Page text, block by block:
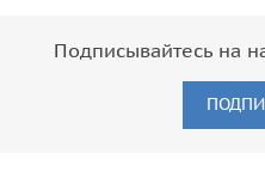
Подписывайтесь на